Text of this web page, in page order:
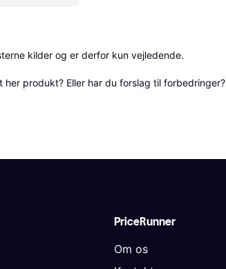
kilder og er derfor kun vejledende.
produkt? Eller har du forslag til forbedringer?
PriceRunner
Om os